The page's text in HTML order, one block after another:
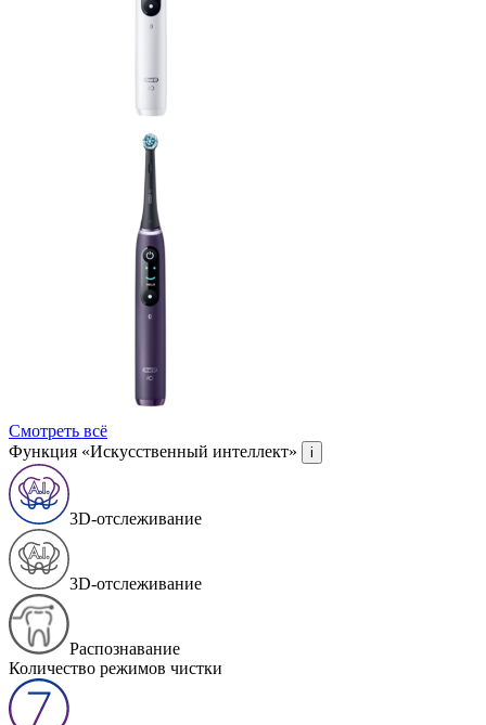
Смотреть всё
Функция «Искусственный интеллект»
i
3D-отслеживание
3D-отслеживание
Распознавание
Количество режимов чистки